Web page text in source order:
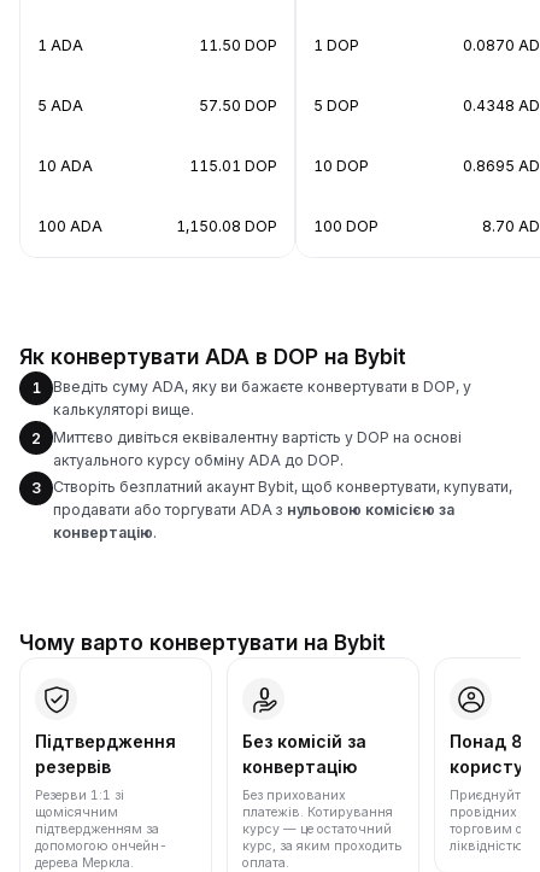
1 ADA 11.50 DOP
5 ADA 57.50 DOP
10 ADA 115.01 DOP
100 ADA 1,150.08 DOP
1 DOP 0.0870
5 DOP 0.4348
10 DOP 0.8695
100 DOP 8.70
Як конвертувати ADA в DOP на Bybit
1
Введіть суму ADA, яку ви бажаєте конвертувати в DOP, у
калькуляторі вище.
2
Миттєво дивіться еквівалентну вартість у DOP на основі
актуального курсу обміну ADA до DOP.
3
Створіть безплатний акаунт Bybit, щоб конвертувати, купувати,
продавати або торгувати ADA з нульовою комісією за
конвертацію.
Чому варто конвертувати на Bybit
Підтвердження
резервів
Резерви 1:1 зі
щомісячним
підтвердженням за
допомогою ончейн-
дерева Меркла.
Без комісій за
конвертацію
Без прихованих
платежів. Котирування
курсу — це остаточний
курс, за яким проходить
оплата.
Понад 86
Приєднуйтеся
провідних
торговим
ліквідністю.